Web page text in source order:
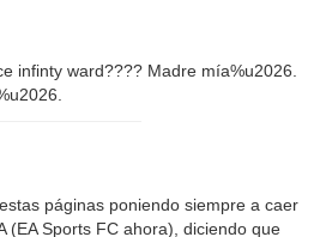
infinty ward???? Madre mía%u2026.
páginas poniendo siempre a caer
(EA Sports FC ahora), diciendo que